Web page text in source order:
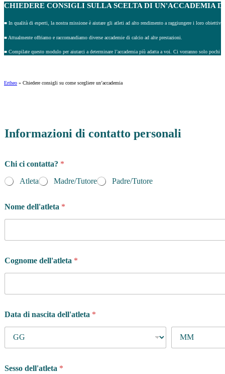
CHIEDERE CONSIGLI SULLA SCELTA DI UN'ACCADEMIA
■ In qualità di esperti, la nostra missione è aiutare gli atleti ad alto rendimento a raggiungere i loro obiettivi
■ Attualmente offriamo e raccomandiamo diverse accademie di calcio ad alte prestazioni.
■ Compilate questo modulo per aiutarci a determinare l’accademia più adatta a voi. Ci vorranno solo pochi
Ertheo » Chiedere consigli su come scegliere un’accademia
Informazioni di contatto personali
Chi ci contatta? *
Atleta
Madre/Tutore Padre/Tutore
Nome dell'atleta *
Cognome dell'atleta *
Data di nascita dell'atleta *
Sesso dell'atleta *